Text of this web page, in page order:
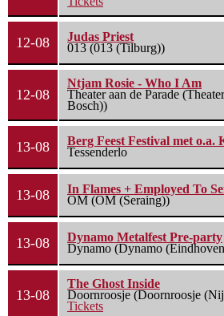
12-08
Judas Priest
013 (013 (Tilburg))
12-08
Ntjam Rosie - Who I Am
Theater aan de Parade
Bosch))
13-08
Berg Feest Festival met o.a.
Tessenderlo
13-08
In Flames + Employed To
OM (OM (Seraing))
13-08
Dynamo Metalfest Pre-party
Dynamo (Dynamo
13-08
The Ghost Inside
Doornroosje (Doornroosje
Tickets